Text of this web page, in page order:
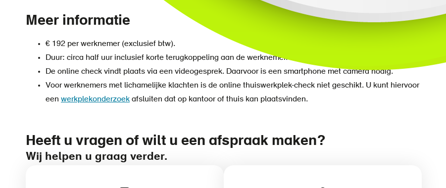
Meer informatie
€ 192 per werknemer (exclusief btw).
Duur: circa half uur inclusief korte terugkoppeling aan de werknemer.
De online check vindt plaats via een videogesprek. Daarvoor is een smartphone met camera nodig.
Voor werknemers met lichamelijke klachten is de online thuiswerkplek-check niet geschikt. U kunt hiervoor
een werkplekonderzoek afsluiten dat op kantoor of thuis kan plaatsvinden.
Heeft u vragen of wilt u een afspraak maken?
Wij helpen u graag verder.